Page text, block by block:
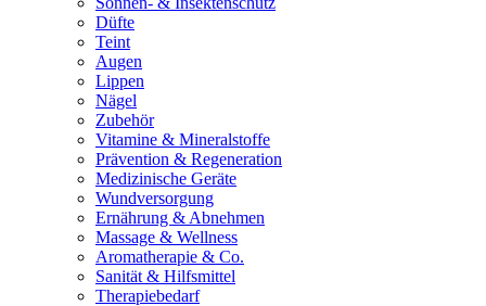
Düfte
Teint
Augen
Lippen
Nägel
Zubehör
Vitamine & Mineralstoffe
Prävention & Regeneration
Medizinische Geräte
Wundversorgung
Ernährung & Abnehmen
Massage & Wellness
Aromatherapie & Co.
Sanität & Hilfsmittel
Therapiebedarf